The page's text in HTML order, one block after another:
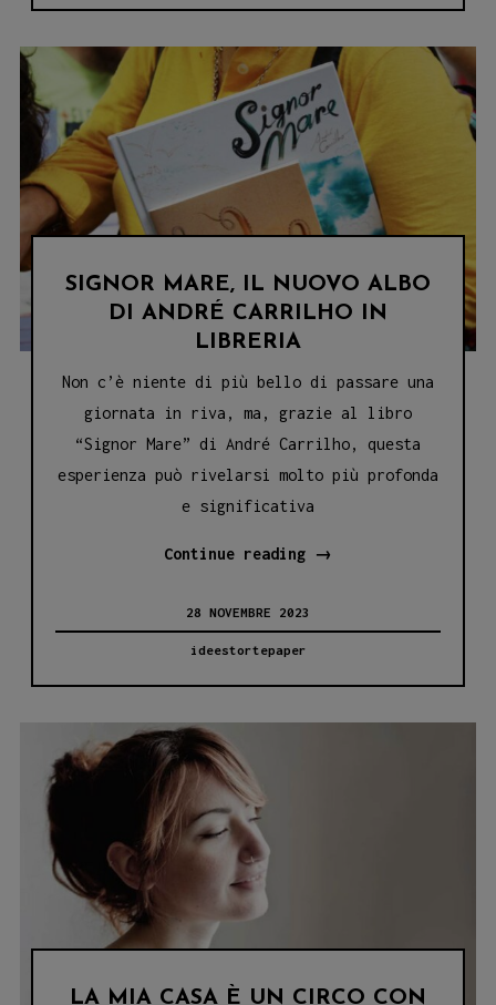
BRUNO
IN
LIBRERIA
SIGNOR MARE, IL NUOVO ALBO
DI ANDRÉ CARRILHO IN
LIBRERIA
Non c’è niente di più bello di passare una
giornata in riva, ma, grazie al libro
“Signor Mare” di André Carrilho, questa
esperienza può rivelarsi molto più profonda
e significativa
Continue reading SIGNOR
→
28 NOVEMBRE 2023
ideestortepaper
LA MIA CASA È UN CIRCO CON